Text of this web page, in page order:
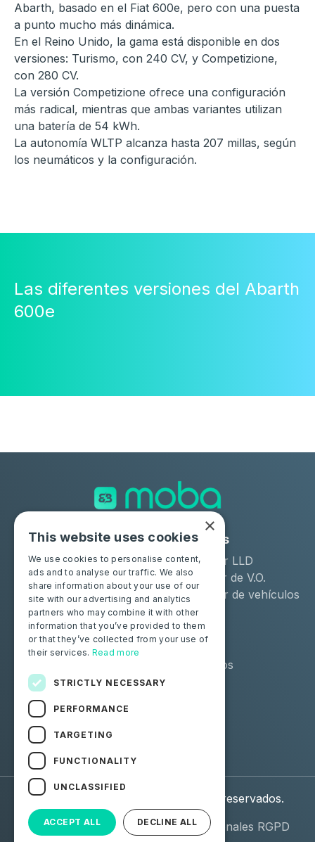
Abarth, basado en el Fiat 600e, pero con una puesta
a punto mucho más dinámica.
En el Reino Unido, la gama está disponible en dos
versiones: Turismo, con 240 CV, y Competizione,
con 280 CV.
La versión Competizione ofrece una configuración
más radical, mientras que ambas variantes utilizan
una batería de 54 kWh.
La autonomía WLTP alcanza hasta 207 millas, según
los neumáticos y la configuración.
Las diferentes versiones del Abarth
600e
Soluciones
Moba Certify Pro
Tienda
Industrias
Arrendador LLD
Distribuidor de V.O.
Remarketer de vehículos
de ocasión
Particulares Recursos
Contáctenos
Síguenos
Facebook
Linkedin
© 2026 Moba. Todos los derechos reservados.
Aviso legal
Datos personales RGPD
×
This website uses cookies
We use cookies to personalise content,
ads and to analyse our traffic. We also
share information about your use of our
site with our advertising and analytics
partners who may combine it with other
information that you’ve provided to them
or that they’ve collected from your use of
their services. Read more
STRICTLY NECESSARY
PERFORMANCE
TARGETING
FUNCTIONALITY
UNCLASSIFIED
ACCEPT ALL DECLINE ALL